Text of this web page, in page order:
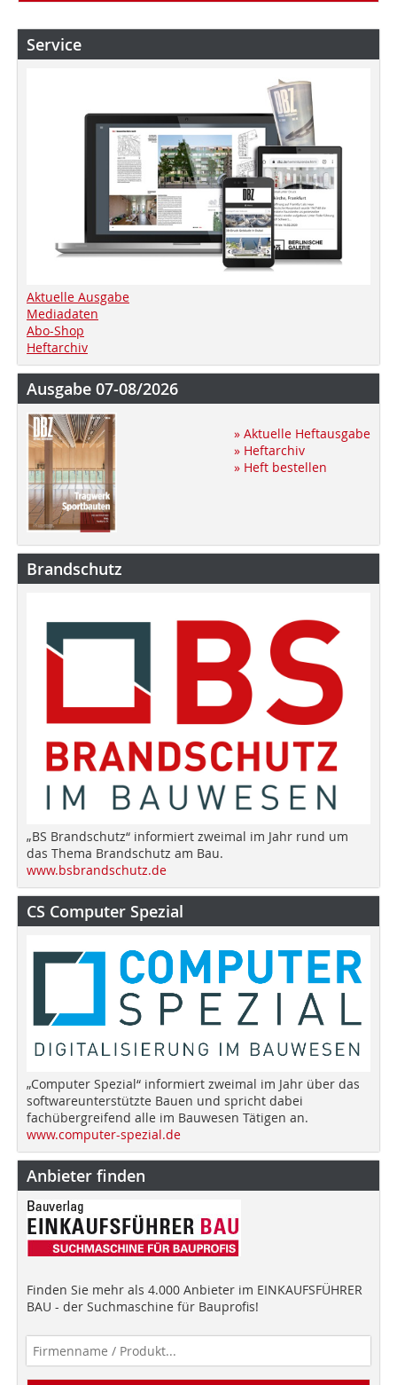
Service
Aktuelle Ausgabe
Mediadaten
Abo-Shop
Heftarchiv
Ausgabe 07-08/2026
» Aktuelle Heftausgabe
» Heftarchiv
» Heft bestellen
Brandschutz
„BS Brandschutz“ informiert zweimal im Jahr rund um
das Thema Brandschutz am Bau.
www.bsbrandschutz.de
CS Computer Spezial
„Computer Spezial“ informiert zweimal im Jahr über das
softwareunterstützte Bauen und spricht dabei
fachübergreifend alle im Bauwesen Tätigen an.
www.computer-spezial.de
Anbieter finden
Finden Sie mehr als 4.000 Anbieter im EINKAUFSFÜHRER
BAU - der Suchmaschine für Bauprofis!